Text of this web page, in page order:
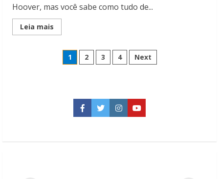
Hoover, mas você sabe como tudo de...
Leia mais
more
Assim
QuePaginação
posts
1 2 3 4 Next
Facebook
TwitterInstagramYouTube